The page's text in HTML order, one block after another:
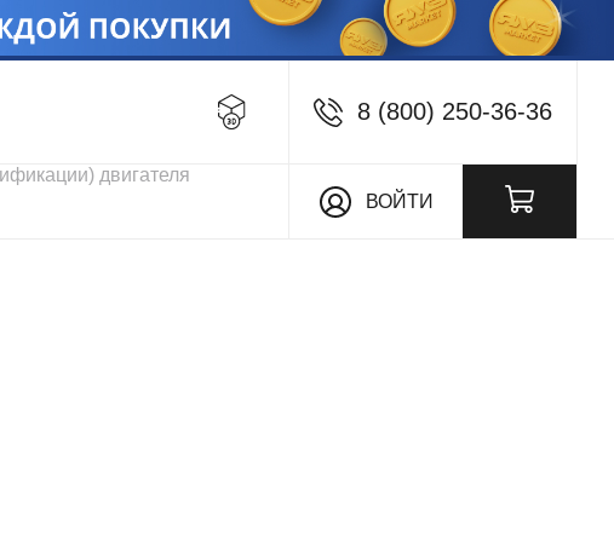
8 (800) 250-36-36
ВОЙТИ